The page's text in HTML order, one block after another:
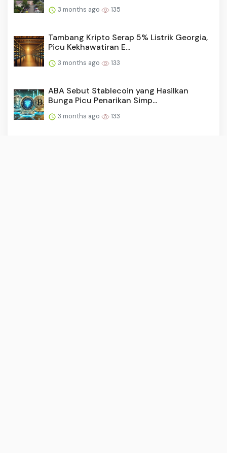
3 months ago 135
Tambang Kripto Serap 5% Listrik Georgia,
Picu Kekhawatiran E...
3 months ago 133
ABA Sebut Stablecoin yang Hasilkan
Bunga Picu Penarikan Simp...
3 months ago 133